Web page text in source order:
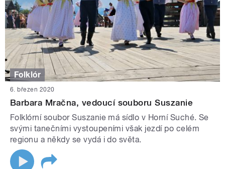
Folklór
6. březen 2020
Barbara Mračna, vedoucí souboru Suszanie
Folklórní soubor Suszanie má sídlo v Horní Suché. Se
svými tanečními vystoupeními však jezdí po celém
regionu a někdy se vydá i do světa.